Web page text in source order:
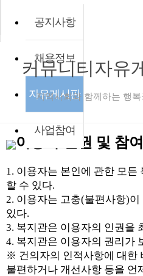
공지사항
채용정보
자유게시판
사업참여
커뮤니티자유
지역사회와 함께하는 행
이용자 인권 및 참
1. 이용자는 본인에 관한 모든
할 수 있다.
2. 이용자는 고충(불편사항)
있다.
3. 복지관은 이용자의 인권을
4. 복지관은 이용자의 권리가
※ 건의자의 인적사항에 대한
불편하거나 개선사항 등을 언